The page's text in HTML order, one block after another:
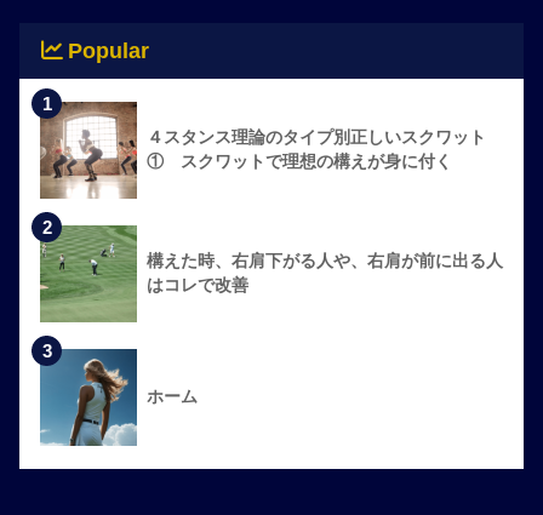
Popular
1
４スタンス理論のタイプ別正しいスクワット
① スクワットで理想の構えが身に付く
2
構えた時、右肩下がる人や、右肩が前に出る人
はコレで改善
3
ホーム